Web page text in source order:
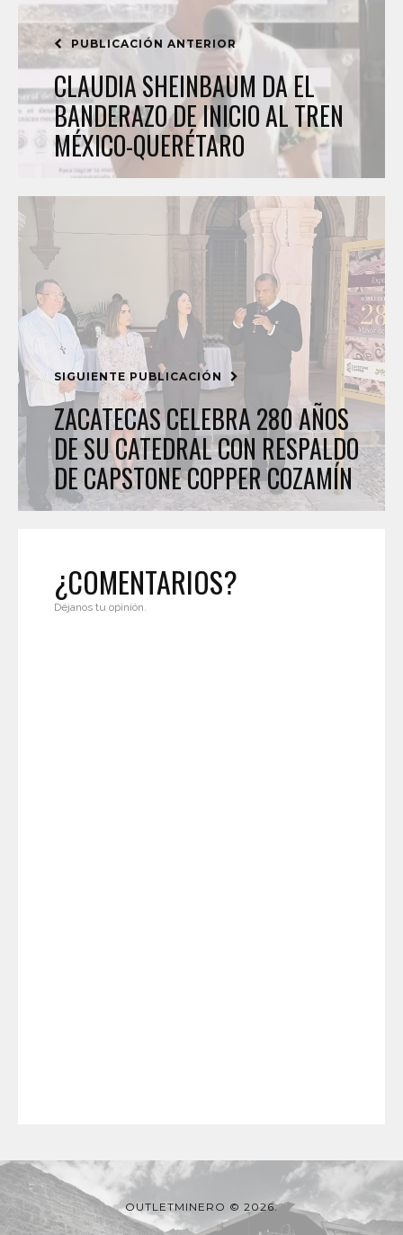
PUBLICACIÓN ANTERIOR
CLAUDIA SHEINBAUM DA EL
BANDERAZO DE INICIO AL TREN
MÉXICO-QUERÉTARO
SIGUIENTE PUBLICACIÓN
ZACATECAS CELEBRA 280 AÑOS
DE SU CATEDRAL CON RESPALDO
DE CAPSTONE COPPER COZAMÍN
¿COMENTARIOS?
Déjanos tu opinión.
OUTLETMINERO © 2026.